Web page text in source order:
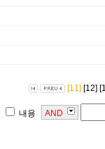
[11] [12]
내용 AND